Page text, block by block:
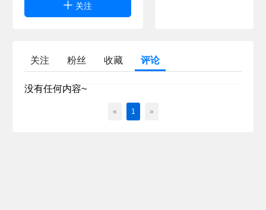
关注
关注 粉丝 收藏 评论
没有任何内容~
« 1 »